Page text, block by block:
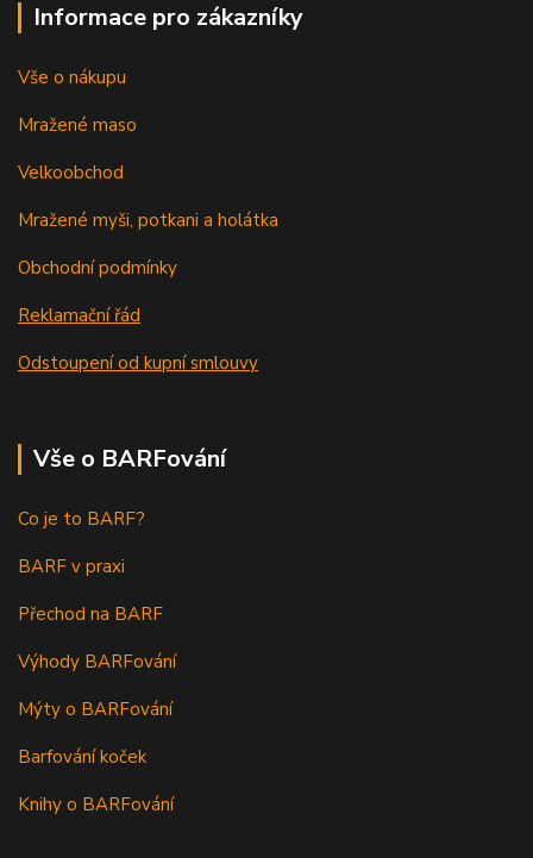
Informace pro zákazníky
Vše o nákupu
Mražené maso
Velkoobchod
Mražené myši, potkani a holátka
Obchodní podmínky
Reklamační řád
Odstoupení od kupní smlouvy
Vše o BARFování
Co je to BARF?
BARF v praxi
Přechod na BARF
Výhody BARFování
Mýty o BARFování
Barfování koček
Knihy o BARFování